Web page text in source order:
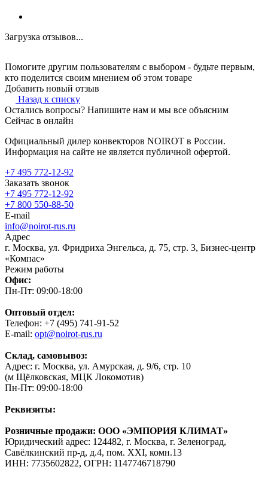
Загрузка отзывов...
Помогите другим пользователям с выбором - будьте первым,
кто поделится своим мнением об этом товаре
Добавить новый отзыв
Назад к списку
Остались вопросы? Напишите нам и мы все объясним
Сейчас в онлайн
Официальный дилер конвекторов NOIROT в России.
Информация на сайте не является публичной офертой.
+7 495 772-12-92
Заказать звонок
+7 495 772-12-92
+7 800 550-88-50
E-mail
info@noirot-rus.ru
Адрес
г. Москва, ул. Фридриха Энгельса, д. 75, стр. 3, Бизнес-центр
«Компас»
Режим работы
Офис:
Пн-Пт: 09:00-18:00
Оптовый отдел:
Телефон: +7 (495) 741-91-52
E-mail: opt@noirot-rus.ru
Склад, самовывоз:
Адрес: г. Москва, ул. Амурская, д. 9/6, стр. 10
(м Щёлковская, МЦК Локомотив)
Пн-Пт: 09:00-18:00
Реквизиты:
Розничные продажи: ООО «ЭМПОРИЯ КЛИМАТ»
Юридический адрес: 124482, г. Москва, г. Зеленоград,
Савёлкинский пр-д, д.4, пом. XXI, комн.13
ИНН: 7735602822, ОГРН: 1147746718790